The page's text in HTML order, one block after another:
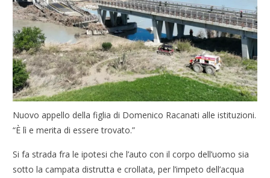
Nuovo appello della figlia di Domenico Racanati alle istituzioni.
“È lì e merita di essere trovato.”
Si fa strada fra le ipotesi che l’auto con il corpo dell’uomo sia
sotto la campata distrutta e crollata, per l’impeto dell’acqua